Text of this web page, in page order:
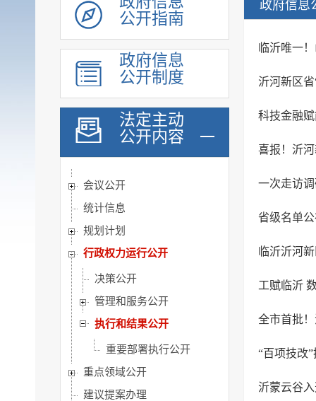
公开指南
政府信息
公开制度
法定主动
公开内容
机构职能
履职依据
会议公开
统计信息
规划计划
行政权力运行公开
决策公开
管理和服务公开
执行和结果公开
重要部署执行公开
重点领域公开
建议提案办理
政府信息
临沂唯一
沂河新区
科技金融
喜报！沂
一次走访
省级名单
临沂沂河
工赋临沂
全市首批
“百项技改
沂蒙云谷